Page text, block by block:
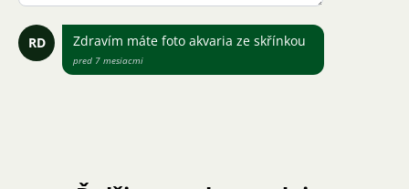
RD Zdravím máte foto akvaria ze skřínkou
pred 7 mesiacmi